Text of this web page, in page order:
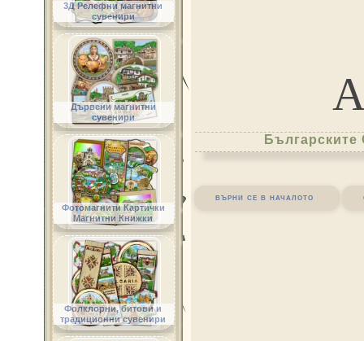
върни се в началото
3Д Релефни магнитни
сувенири
Дървени магнитни
сувенири
Фотомагнити Картички
Магнитни Книжки
Фолклорни, битови и
традиционни сувенири